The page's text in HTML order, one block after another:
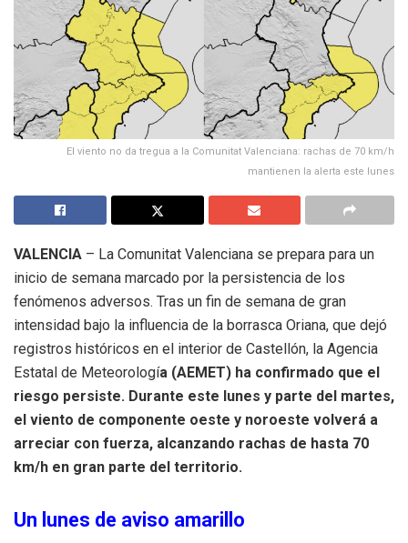
El viento no da tregua a la Comunitat Valenciana: rachas de 70 km/h
mantienen la alerta este lunes
VALENCIA – La Comunitat Valenciana se prepara para un
inicio de semana marcado por la persistencia de los
fenómenos adversos. Tras un fin de semana de gran
intensidad bajo la influencia de la borrasca Oriana, que dejó
registros históricos en el interior de Castellón, la Agencia
Estatal de Meteorología (AEMET) ha confirmado que el
riesgo persiste. Durante este lunes y parte del martes,
el viento de componente oeste y noroeste volverá a
arreciar con fuerza, alcanzando rachas de hasta 70
km/h en gran parte del territorio.
Un lunes de aviso amarillo